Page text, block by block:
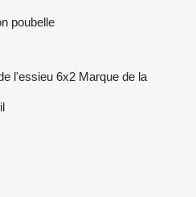
poubelle
l'essieu 6x2 Marque de la